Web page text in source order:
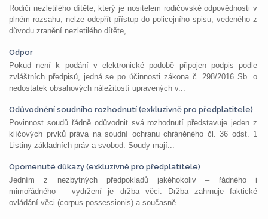
Rodiči nezletilého dítěte, který je nositelem rodičovské odpovědnosti v
plném rozsahu, nelze odepřít přístup do policejního spisu, vedeného z
důvodu zranění nezletilého dítěte,...
Odpor
Pokud není k podání v elektronické podobě připojen podpis podle
zvláštních předpisů, jedná se po účinnosti zákona č. 298/2016 Sb. o
nedostatek obsahových náležitostí upravených v...
Odůvodnění soudního rozhodnutí (exkluzivně pro předplatitele)
Povinnost soudů řádně odůvodnit svá rozhodnutí představuje jeden z
klíčových prvků práva na soudní ochranu chráněného čl. 36 odst. 1
Listiny základních práv a svobod. Soudy mají...
Opomenuté důkazy (exkluzivně pro předplatitele)
Jedním z nezbytných předpokladů jakéhokoliv – řádného i
mimořádného – vydržení je držba věci. Držba zahrnuje faktické
ovládání věci (corpus possessionis) a současně...